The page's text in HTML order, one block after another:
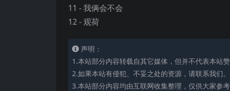
11 - 我俩会不会
12 - 观荷
声明：
1.本站部分内容转载自其它媒体，但并不代表本站
2.如果本站有侵犯、不妥之处的资源，请联系我们
3.本站部分内容均由互联网收集整理，仅供大家参